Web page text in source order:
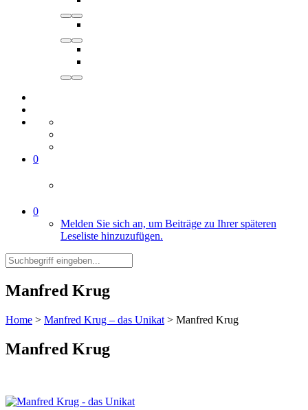
0
0
Melden Sie sich an, um Beiträge zu Ihrer späteren
Leseliste hinzuzufügen.
Manfred Krug
Home > Manfred Krug – das Unikat > Manfred Krug
Manfred Krug